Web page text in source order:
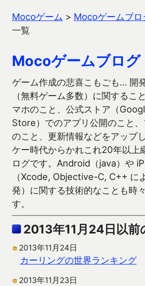
Mocoゲーム > Mocoゲームブロ
一覧
Mocoゲームブログ
ゲーム作成の悲喜こもごも… 開
（無料ゲーム多数）に関するこ
マホのこと、公式ストア（
Store）でのアプリ公開のこと
のこと、更新情報などをアップ
ケー時代からかれこれ20年以上
ログです。Android（java）や
（Xcode, Objective-C, C++ に
発）に関する技術的なことも時
す。
2013年11月24日以前
2013年11月24日
カーリングの世界ランキング
2013年11月23日